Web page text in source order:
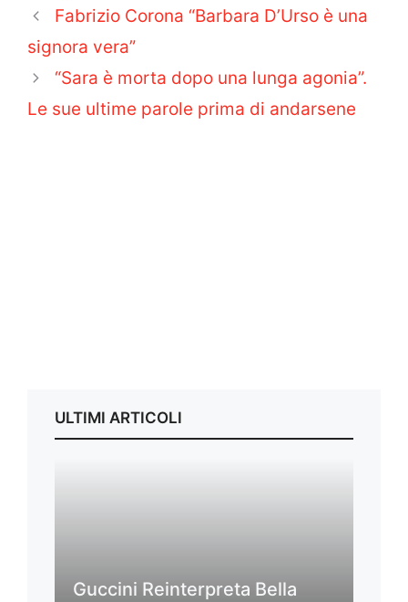
Fabrizio Corona “Barbara D’Urso è una
signora vera”
“Sara è morta dopo una lunga agonia”.
Le sue ultime parole prima di andarsene
ULTIMI ARTICOLI
Guccini Reinterpreta Bella